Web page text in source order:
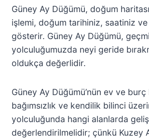
Güney Ay Düğümü, doğum
işlemi, doğum tarihiniz, saatiniz
gösterir. Güney Ay Düğümü,
yolculuğumuzda neyi geride
oldukça değerlidir.
Güney Ay Düğümü’nün ev ve
bağımsızlık ve kendilik bilinci
yolculuğunda hangi alanlarda
değerlendirilmelidir; çünkü Kuzey